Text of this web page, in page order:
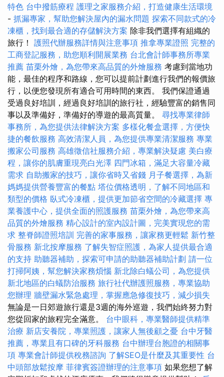
特色 台中撥筋療程 護理之家服務介紹，打造健康生活環境
- 抓漏專家，幫助您解決屋內的漏水問題 探索不同款式的冷
凍櫃，找到最合適的存儲解決方案 除非我們選擇有組織的
旅行！ 護照代辦服務詳情與注意事項 推拿專業證照 完整的
工商登記服務，助您順利開展業務 台北會計師事務所專業
推薦 苗栗外燴，為您帶來高品質的外燴服務 考慮到當地功
能，最佳的程序和路線，您可以提前計劃進行我們的報價旅
行，以便您發現所有適合可用時間的東西。 我們保證通過
受過良好培訓，經過良好培訓的旅行社，經驗豐富的銷售同
事以及準備好，準備好的導遊的最高質量。 尋找專業律師
事務所，為您提供法律解決方案 多樣化餐盒選擇，方便快
捷的餐飲服務 高效清潔人員，為您提供專業清潔服務 專業
搬家公司服務 高雄徵信社服務介紹，專業解決疑慮 美白療
程，讓你的肌膚重現亮白光澤 四門冰箱，滿足大容量冷藏
需求 自助搬家的技巧，讓你省時又省錢 月子餐選擇，為新
媽媽提供營養豐富的餐點 塔位價格透明，了解不同地區和
類型的價格 臥式冷凍櫃，提供更加節省空間的冷藏選擇 專
業養護中心，提供全面的照護服務 苗栗外燴，為您帶來高
品質的外燴服務 精心設計的室內設計圖，完美實現您的需
求 整脊師證照培訓 完善的家事服務，讓家務更輕鬆 新竹整
骨服務 新北按摩服務 了解失智症照護，為家人提供最合適
的支持 助聽器補助，探索可申請的助聽器補助計劃 請一位
打掃阿姨，幫您解決家務煩惱 新北除白蟻公司，為您提供
新北地區的白蟻防治服務 旅行社代辦護照服務，專業協助
您辦理 牆壁漏水緊急處理，掌握應急修復技巧，減少損失
無論是一日郊遊旅行還是3週的海外巡遊，我們始終努力對
您從回家的旅程完全滿意。 台中眼科，專業醫師提供精準
治療 新店安養院，專業照護，讓家人無後顧之憂 台中牙醫
推薦，專業且有口碑的牙科服務 台中辦理台胞證的相關事
項 專業會計師提供稅務諮詢 了解SEO是什麼及其重要性 台
中頭部放鬆按摩 菲律賓簽證辦理的注意事項 如果您想了解